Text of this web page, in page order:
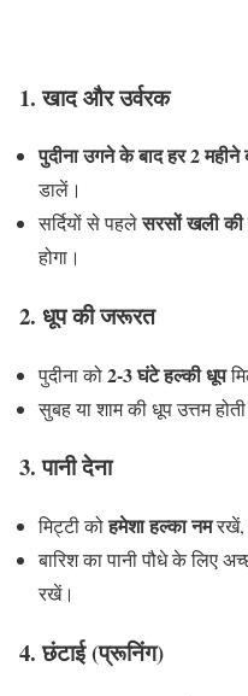
1. खाद और उर्वरक
पुदीना उगने के बाद हर 2 महीने
डालें।
सर्दियों से पहलेसरसों खली की
होगा।
2. धूप की जरूरत
पुदीना को2-3 घंटे हल्की धूप
सुबह या शाम की धूप उत्तम
3. पानी देना
मिट्टी कोहमेशा हल्का नमरखें,
बारिश का पानी पौधे के लिए
रखें।
4. छंटाई (प्रूनिंग)